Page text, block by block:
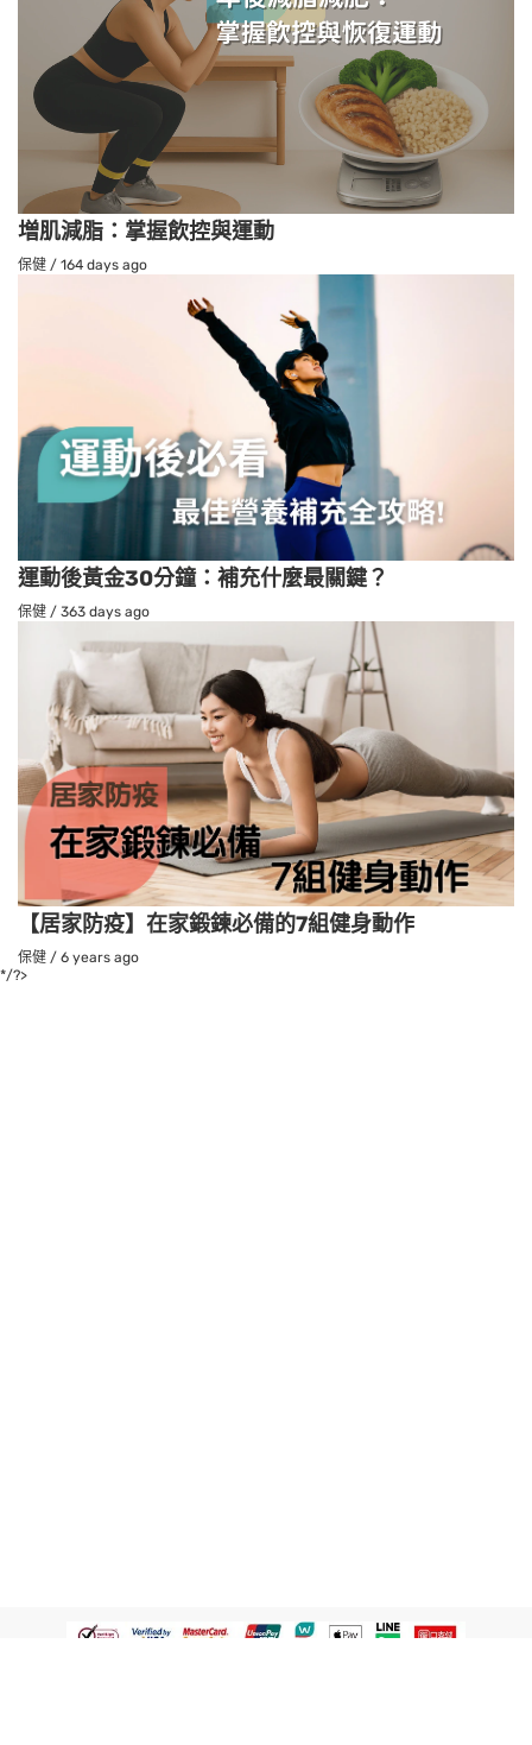
増肌減脂：掌握飲控與運動
保健 / 164 days ago
運動後黃金30分鐘：補充什麼最關鍵？
保健 / 363 days ago
【居家防疫】在家鍛鍊必備的7組健身動作
保健 / 6 years ago
*/?>